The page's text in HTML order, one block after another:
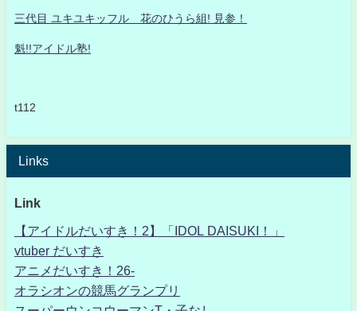
三代目 ユキユキッフル 花のひうら組! 見参！
魁!!アイドル塾!
t112
Links
Link
【アイドルだいすき！2】「IDOL DAISUKI！」
vtuber だいすき
アニメだいすき！26-
オラシオンの競馬グランプリ